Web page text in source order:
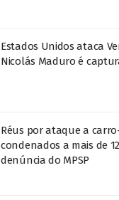
Estados Unidos ataca
Nicolás Maduro é
Réus por ataque a
condenados a mais de
denúncia do MPSP